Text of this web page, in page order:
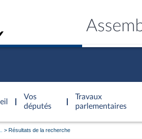
Vos
députés
Travaux
parlementaires
Résultats de la recherche